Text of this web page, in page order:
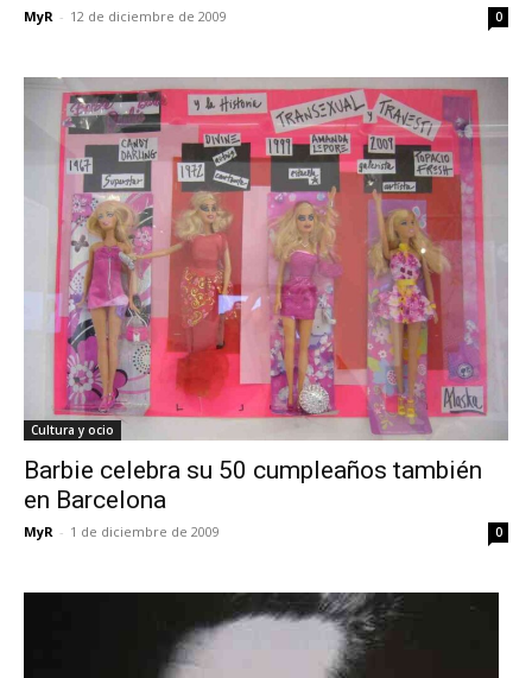
MyR - 12 de diciembre de 2009 0
Cultura y ocio
Barbie celebra su 50 cumpleaños también
en Barcelona
MyR - 1 de diciembre de 2009 0